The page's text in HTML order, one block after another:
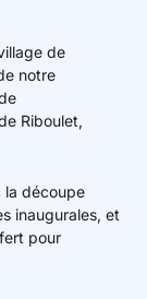
de
notre
Riboulet,
la découpe
inaugurales, et
pour